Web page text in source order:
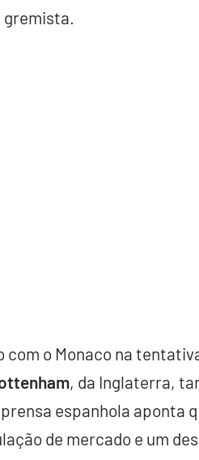
com o Monaco na
, da Inglaterra,
espanhola aponta
de mercado e um